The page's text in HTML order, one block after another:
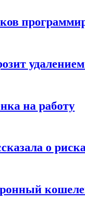
на работу
о